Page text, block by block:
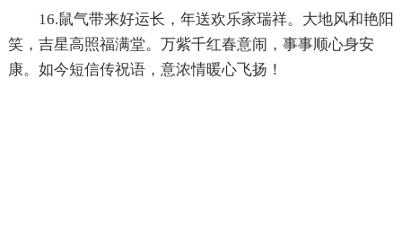
16.鼠气带来好运长，年送欢乐家瑞祥。大地风和艳阳
笑，吉星高照福满堂。万紫千红春意闹，事事顺心身安
康。如今短信传祝语，意浓情暖心飞扬！